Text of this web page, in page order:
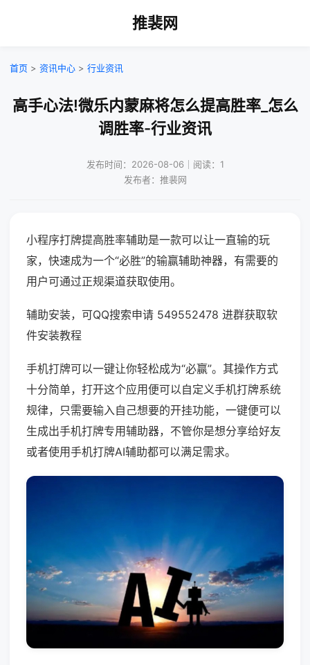
推裴网
首页 > 资讯中心 > 行业资讯
高手心法!微乐内蒙麻将怎么提高胜率_怎么
调胜率-行业资讯
发布时间：2026-08-06｜阅读：1
发布者：推裴网
小程序打牌提高胜率辅助是一款可以让一直输的玩
家，快速成为一个“必胜”的输赢辅助神器，有需要的
用户可通过正规渠道获取使用。
辅助安装，可QQ搜索申请 549552478 进群获取软
件安装教程
手机打牌可以一键让你轻松成为“必赢”。其操作方式
十分简单，打开这个应用便可以自定义手机打牌系统
规律，只需要输入自己想要的开挂功能，一键便可以
生成出手机打牌专用辅助器，不管你是想分享给好友
或者使用手机打牌AI辅助都可以满足需求。